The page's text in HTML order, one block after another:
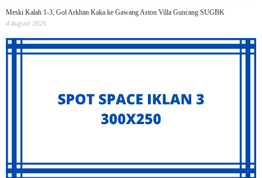
Meski Kalah 1-3, Gol Arkhan Kaka ke Gawang Aston Villa Guncang SUGBK
4 August 2026